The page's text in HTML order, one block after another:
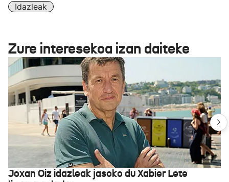
Idazleak
Zure interesekoa izan daiteke
Joxan Oiz idazleak jasoko du Xabier Lete